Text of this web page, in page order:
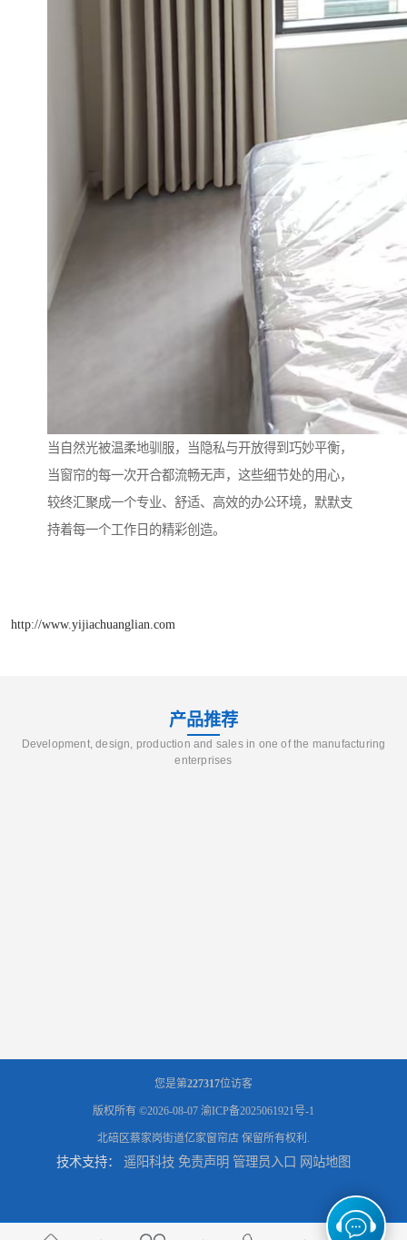
当自然光被温柔地驯服，当隐私与开放得到巧妙平衡，
当窗帘的每一次开合都流畅无声，这些细节处的用心，
较终汇聚成一个专业、舒适、高效的办公环境，默默支
持着每一个工作日的精彩创造。
http://www.yijiachuanglian.com
产品推荐
Development, design, production and sales in one of the manufacturing
enterprises
您是第227317位访客
版权所有 ©2026-08-07 渝ICP备2025061921号-1
北碚区蔡家岗街道亿家窗帘店 保留所有权利.
技术支持： 遥阳科技 免责声明 管理员入口 网站地图